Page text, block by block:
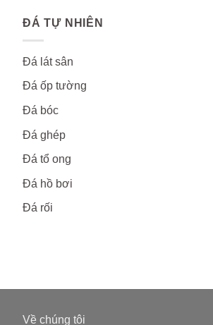
ĐÁ TỰ NHIÊN
Đá lát sân
Đá ốp tường
Đá bóc
Đá ghép
Đá tổ ong
Đá hồ bơi
Đá rối
Về chúng tôi